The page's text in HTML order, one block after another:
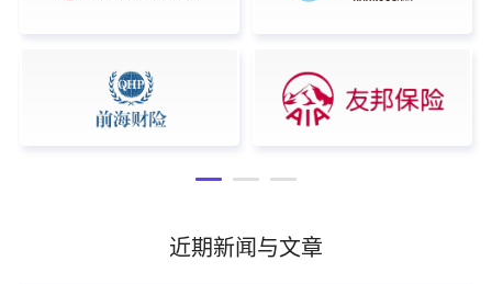
近期新闻与文章